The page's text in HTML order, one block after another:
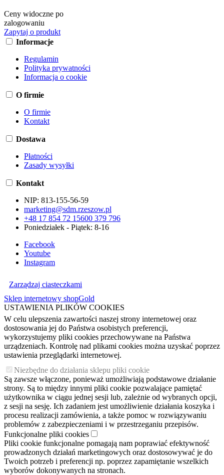
Ceny widoczne po
zalogowaniu
Zapytaj o produkt
Informacje
Regulamin
Polityka prywatności
Informacja o cookie
O firmie
O firmie
Kontakt
Dostawa
Płatności
Zasady wysyłki
Kontakt
NIP: 813-155-56-59
marketing@sdm.rzeszow.pl
+48 17 854 72 15600 379 796
Poniedziałek - Piątek: 8-16
Facebook
Youtube
Instagram
Zarządzaj ciasteczkami
Sklep internetowy shopGold
USTAWIENIA PLIKÓW COOKIES
W celu ulepszenia zawartości naszej strony internetowej oraz
dostosowania jej do Państwa osobistych preferencji,
wykorzystujemy pliki cookies przechowywane na Państwa
urządzeniach. Kontrolę nad plikami cookies można uzyskać poprzez
ustawienia przeglądarki internetowej.
Niezbędne do działania sklepu pliki cookie
Są zawsze włączone, ponieważ umożliwiają podstawowe działanie
strony. Są to między innymi pliki cookie pozwalające pamiętać
użytkownika w ciągu jednej sesji lub, zależnie od wybranych opcji,
z sesji na sesję. Ich zadaniem jest umożliwienie działania koszyka i
procesu realizacji zamówienia, a także pomoc w rozwiązywaniu
problemów z zabezpieczeniami i w przestrzeganiu przepisów.
Funkcjonalne pliki cookies
Pliki cookie funkcjonalne pomagają nam poprawiać efektywność
prowadzonych działań marketingowych oraz dostosowywać je do
Twoich potrzeb i preferencji np. poprzez zapamiętanie wszelkich
wyborów dokonywanych na stronach.